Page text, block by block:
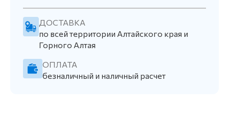
ДОСТАВКА
по всей территории Алтайского края и
Горного Алтая
ОПЛАТА
безналичный и наличный расчет